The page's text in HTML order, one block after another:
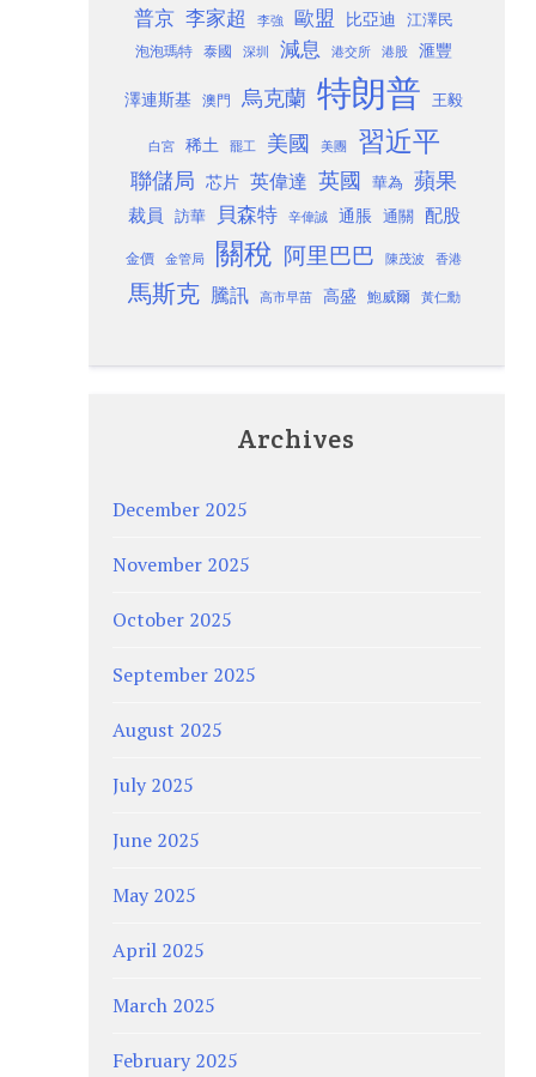
普京 李家超 李強 歐盟 比亞迪 江澤民
泡泡瑪特 泰國 深圳 減息 港交所 港股 滙豐
澤連斯基 澳門 烏克蘭 特朗普 王毅
白宮 稀土 罷工 美國 美團 習近平
聯儲局 芯片 英偉達 英國 華為 蘋果
裁員 訪華 貝森特 辛偉誠 通脹 通關 配股
金價 金管局 關稅 阿里巴巴 陳茂波 香港
馬斯克 騰訊 高市早苗 高盛 鮑威爾 黃仁勳
Archives
December 2025
November 2025
October 2025
September 2025
August 2025
July 2025
June 2025
May 2025
April 2025
March 2025
February 2025